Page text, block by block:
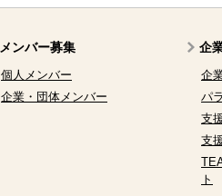
メンバー募集
個人メンバー
企業・団体メンバー
企
企
パ
支
支
ト